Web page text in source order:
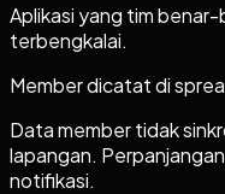
Aplikasi yang tim
terbengkalai.
Member dicatat di
Data member tidak
lapangan.
notifikasi.